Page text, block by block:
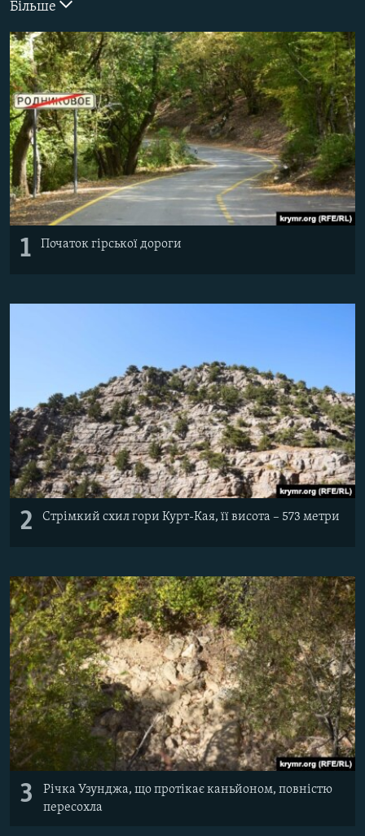
СВІДЧЕННЯ ОКУПАЦІЇ
УКРАЇНСЬКА ПРОБЛЕМА КРИМУ
ІНФОГРАФІКА
Русский
Qırımtatar
ДОЛУЧАЙСЯ!
Усі сайти RFE/RL
Більше
1 Початок гірської дороги
2 Стрімкий схил гори Курт-Кая, її висота – 573 метри
3
Річка Узунджа, що протікає каньйоном, повністю
пересохла